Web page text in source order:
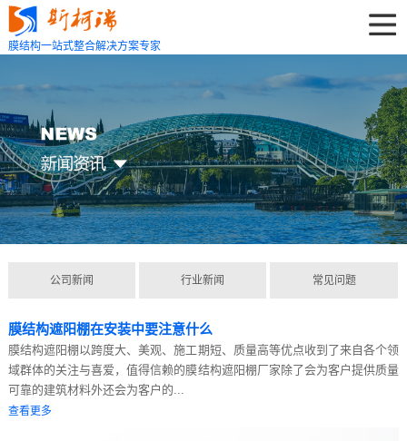
膜结构一站式整合解决方案专家
公司新闻 行业新闻 常见问题
膜结构遮阳棚在安装中要注意什么
膜结构遮阳棚以跨度大、美观、施工期短、质量高等优点收到了来自各个领
域群体的关注与喜爱，值得信赖的膜结构遮阳棚厂家除了会为客户提供质量
可靠的建筑材料外还会为客户的...
查看更多